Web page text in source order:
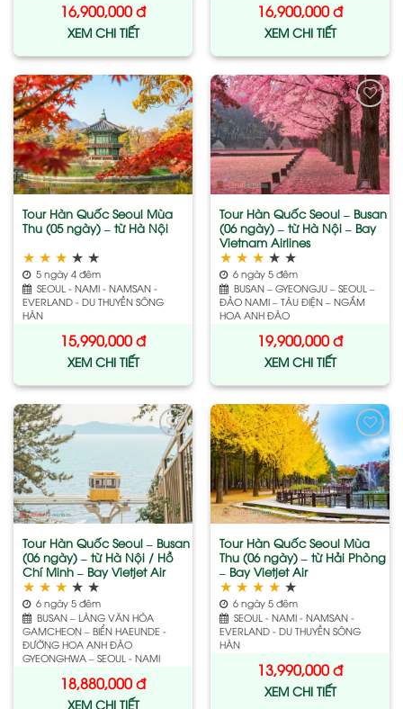
16,900,000đ
XEM CHI TIẾT
16,900,000đ
XEM CHI TIẾT
Add
to
wishlist
Tour Hàn Quốc Seoul Mùa
Thu (05 ngày) – từ Hà Nội
★ ★ ★ ★ ★
5 ngày 4 đêm
SEOUL - NAMI - NAMSAN -
EVERLAND - DU THUYỀN SÔNG
HÀN
15,990,000đ
XEM CHI TIẾT
Add
to
wishlist
Tour Hàn Quốc Seoul – Busan
(06 ngày) – từ Hà Nội – Bay
Vietnam Airlines
★ ★ ★ ★ ★
6 ngày 5 đêm
BUSAN – GYEONGJU – SEOUL –
ĐẢO NAMI – TÀU ĐIỆN – NGẮM
HOA ANH ĐÀO
19,900,000đ
XEM CHI TIẾT
Add
to
wishlist
Tour Hàn Quốc Seoul – Busan
(06 ngày) – từ Hà Nội / Hồ
Chí Minh – Bay Vietjet Air
★ ★ ★ ★ ★
6 ngày 5 đêm
BUSAN – LÀNG VĂN HÓA
GAMCHEON – BIỂN HAEUNDE -
ĐƯỜNG HOA ANH ĐÀO
GYEONGHWA – SEOUL - NAMI
18,880,000đ
XEM CHI TIẾT
Add
to
wishlist
Tour Hàn Quốc Seoul Mùa
Thu (06 ngày) – từ Hải Phòng
– Bay Vietjet Air
★ ★ ★ ★ ★
6 ngày 5 đêm
SEOUL - NAMI - NAMSAN -
EVERLAND - DU THUYỀN SÔNG
HÀN
13,990,000đ
XEM CHI TIẾT